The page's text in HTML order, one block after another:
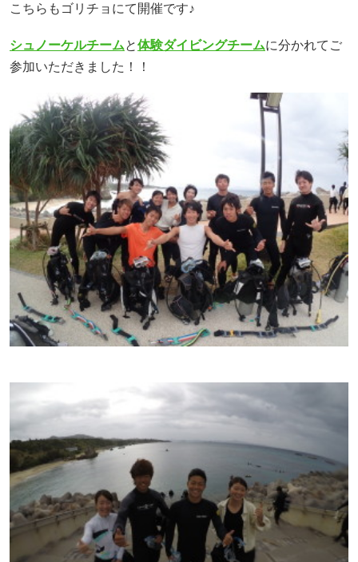
こちらもゴリチョにて開催です♪
シュノーケルチームと体験ダイビングチームに分かれてご
参加いただきました！！